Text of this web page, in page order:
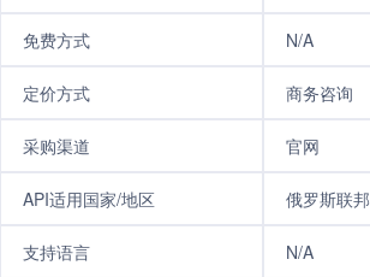
免费方式 N/A
定价方式 商务咨询
采购渠道 官网
API适用国家/地区 俄罗斯联邦
支持语言 N/A